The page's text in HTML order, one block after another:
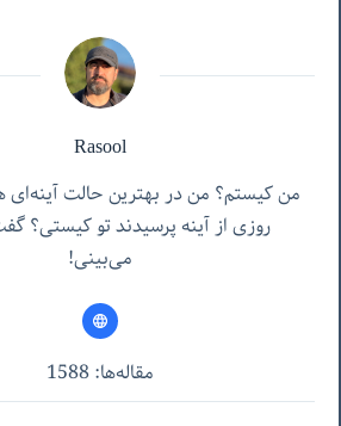
Rasool
من کیستم؟ من در بهترین حالت آینه‌ای
روزی از آینه پرسیدند تو کیستی؟
می‌بینی!
مقاله‌ها: 1588